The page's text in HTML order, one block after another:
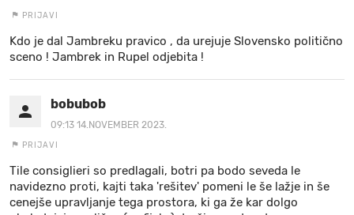
PRIJAVI
Kdo je dal Jambreku pravico , da urejuje Slovensko politično
sceno ! Jambrek in Rupel odjebita !
bobubob
09:13 14.NOVEMBER 2023.
PRIJAVI
Tile consiglieri so predlagali, botri pa bodo seveda le
navidezno proti, kajti taka 'rešitev' pomeni le še lažje in še
cenejše upravljanje tega prostora, ki ga že kar dolgo